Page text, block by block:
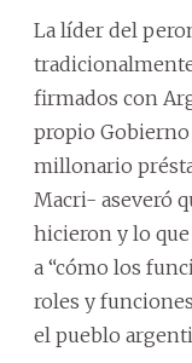
La líder del
firmados con
propio
millonario
Macri- aseveró
hicieron y lo
a “cómo los
roles y
el pueblo